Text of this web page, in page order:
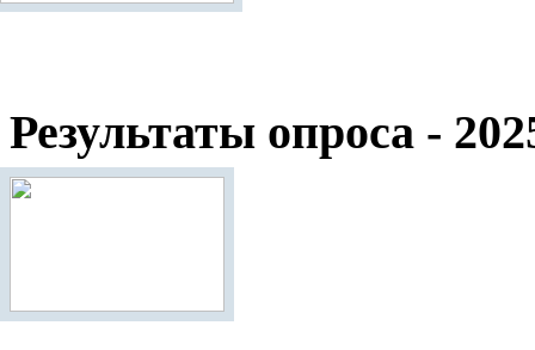
Результаты опроса -